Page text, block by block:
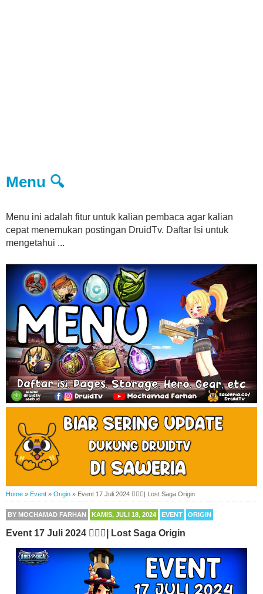
Menu 🔍
Menu ini adalah fitur untuk kalian pembaca agar kalian
cepat menemukan postingan DruidTv. Daftar Isi untuk
mengetahui ...
Home » Event » Origin » Event 17 Juli 2024 🙋🏻‍♂️| Lost Saga Origin
BY MOCHAMAD FARHAN KAMIS, JULI 18, 2024 EVENT ORIGIN
Event 17 Juli 2024 🙋🏻‍♂️| Lost Saga Origin